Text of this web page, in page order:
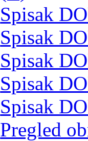
Spisak
Spisak
Spisak
Spisak
Spisak
Pregled